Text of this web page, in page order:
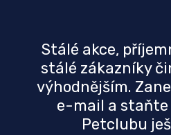
Stálé akce,
stálé zákazníky
výhodnějším.
e-mail a
Petclubu